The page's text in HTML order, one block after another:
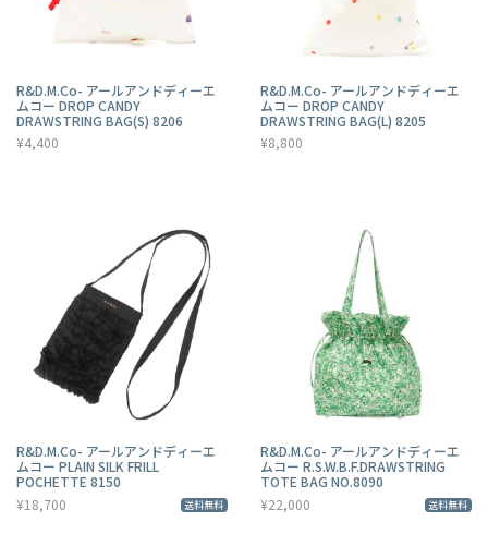
R&D.M.Co- アールアンドディーエ
ムコー DROP CANDY
DRAWSTRING BAG(S) 8206
¥4,400
R&D.M.Co- アールアンドディーエ
ムコー DROP CANDY
DRAWSTRING BAG(L) 8205
¥8,800
R&D.M.Co- アールアンドディーエ
ムコー PLAIN SILK FRILL
POCHETTE 8150
¥18,700
送料無料
R&D.M.Co- アールアンドディーエ
ムコー R.S.W.B.F.DRAWSTRING
TOTE BAG NO.8090
¥22,000
送料無料